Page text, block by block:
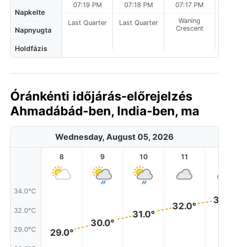
Napkelte
Napnyugta
Holdfázis
07:19 PM
Last Quarter
07:18 PM
Last Quarter
07:17 PM
Waning
Crescent
Óránkénti időjárás-előrejelzés
Ahmadábád-ben, India-ben, ma
Wednesday, August 05, 2026
34.0°C
32.0°C
29.0°C
8
29.0°
9
30.0°
10
31.0°
11
32.0°